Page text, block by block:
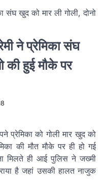
संघ खुद को मार ली गोली, दोनो
ने प्रेमिका संघ
की हुई मौके पर
प्रेमिका को गोली मार खुद को
की मौत मौके पर ही हो गई
मिलते ही आई पुलिस ने जख्मी
है जहां उसकी हालत नाजुक